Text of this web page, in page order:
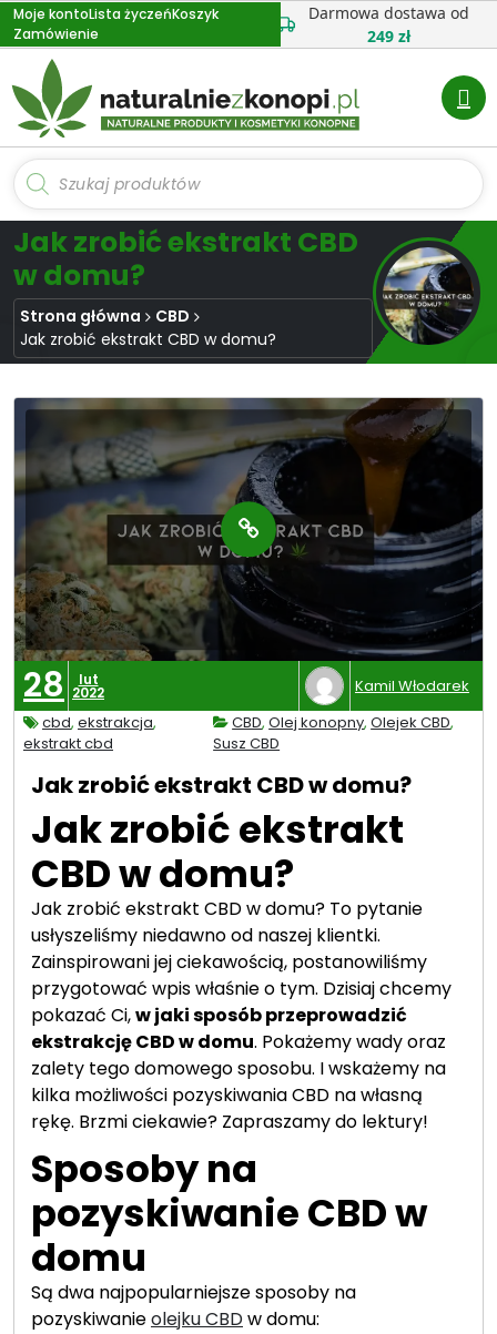
Przejdź
do
treści
Moje kontoLista życzeńKoszyk
Zamówienie
Darmowa dostawa od
249 zł
Wyszukiwarka
produktów
Jak zrobić ekstrakt CBD
w domu?
Strona główna
CBD
Jak zrobić ekstrakt CBD w domu?
28 lut
2022
Kamil Włodarek
cbd, ekstrakcja,
ekstrakt cbd
CBD,Olej konopny,Olejek CBD,
Susz CBD
Jak zrobić ekstrakt CBD w domu?
Jak zrobić ekstrakt
CBD w domu?
Jak zrobić ekstrakt CBD w domu? To pytanie
usłyszeliśmy niedawno od naszej klientki.
Zainspirowani jej ciekawością, postanowiliśmy
przygotować wpis właśnie o tym. Dzisiaj chcemy
pokazać Ci,w jaki sposób przeprowadzić
ekstrakcję CBD w domu. Pokażemy wady oraz
zalety tego domowego sposobu. I wskażemy na
kilka możliwości pozyskiwania CBD na własną
rękę. Brzmi ciekawie? Zapraszamy do lektury!
Sposoby na
pozyskiwanie CBD w
domu
Są dwa najpopularniejsze sposoby na
pozyskiwanieolejku CBDw domu: